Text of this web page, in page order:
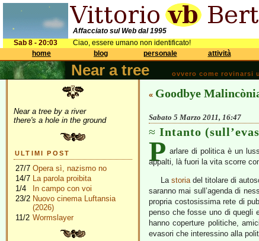
Affacciato sul Web dal 1995
Sab 8 - 20:03
Ciao, essere umano non identificato!
home
blog personale attività
Near a tree ovvero come rovinarsi
Near a tree by a river
there's a hole in the ground
ULTIMI POST
27/7 Opera sì, nazismo no
14/7 La parola proibita
1/4
In campo con voi
23/2 Nuovo cinema Luftansia
(2026)
11/2 Wormslayer
« Goodbye
Sabato 5 Marzo 2011, 16:47
Intanto
P arlare di politica è un
appalti, là fuori la vita scorre
La storiadel titolare di
saranno mai sull’agenda di
propria costosissima rete di
penso che fosse uno di quegli
hanno coperture politiche,
evasori che interessino alla